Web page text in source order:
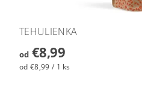
TEHULIENKA
od€8,99
od €8,99 / 1 ks